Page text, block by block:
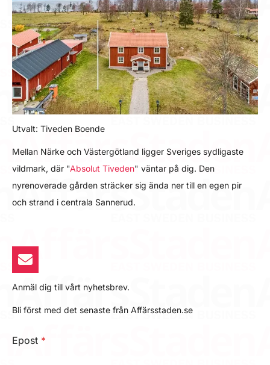
Utvalt: Tiveden Boende
Mellan Närke och Västergötland ligger Sveriges sydligaste
vildmark, där "Absolut Tiveden" väntar på dig. Den
nyrenoverade gården sträcker sig ända ner till en egen pir
och strand i centrala Sannerud.
Anmäl dig till vårt nyhetsbrev.
Bli först med det senaste från Affärsstaden.se
Epost *